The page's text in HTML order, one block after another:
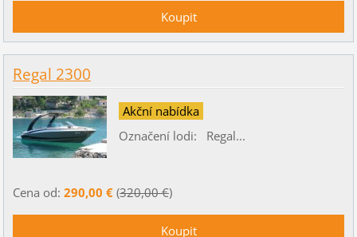
Regal 2300
Akční nabídka
Označení lodi: Regal...
Cena od: 290,00 €(320,00 €)